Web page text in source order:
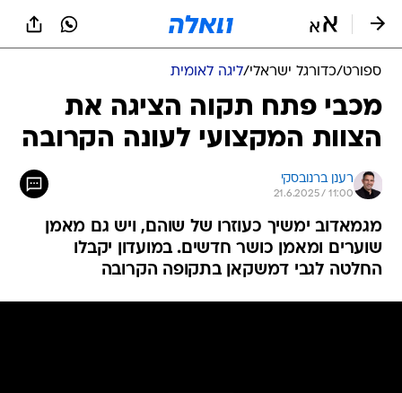
ספורט/כדורגל ישראלי/ליגה לאומית
מכבי פתח תקוה הציגה את
הצוות המקצועי לעונה הקרובה
רענן ברנובסקי
21.6.2025 / 11:00
מגמאדוב ימשיך כעוזרו של שוהם, ויש גם מאמן
שוערים ומאמן כושר חדשים. במועדון יקבלו
החלטה לגבי דמשקאן בתקופה הקרובה